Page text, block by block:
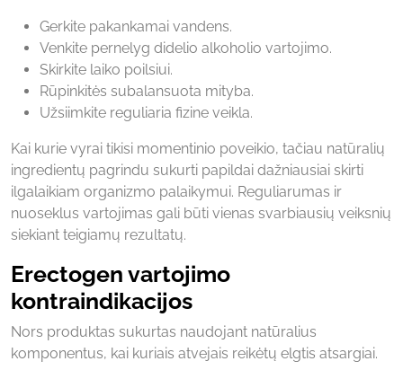
Gerkite pakankamai vandens.
Venkite pernelyg didelio alkoholio vartojimo.
Skirkite laiko poilsiui.
Rūpinkitės subalansuota mityba.
Užsiimkite reguliaria fizine veikla.
Kai kurie vyrai tikisi momentinio poveikio, tačiau natūralių
ingredientų pagrindu sukurti papildai dažniausiai skirti
ilgalaikiam organizmo palaikymui. Reguliarumas ir
nuoseklus vartojimas gali būti vienas svarbiausių veiksnių
siekiant teigiamų rezultatų.
Erectogen vartojimo
kontraindikacijos
Nors produktas sukurtas naudojant natūralius
komponentus, kai kuriais atvejais reikėtų elgtis atsargiai.